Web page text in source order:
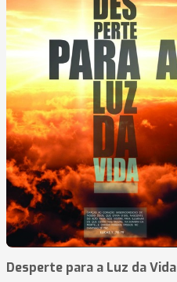
Desperte para a Luz da Vida